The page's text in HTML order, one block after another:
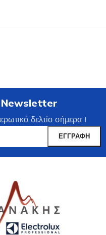
Newsletter
δελτίο σήμερα !